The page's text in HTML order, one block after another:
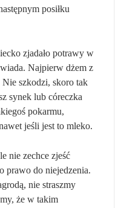
posiłku
zjadało potrawy w
Najpierw dżem z
Nie szkodzi, skoro tak
synek lub córeczka
pokarmu,
jeśli jest to mleko.
nie zechce zjeść
prawo do niejedzenia.
nie straszmy
że w takim